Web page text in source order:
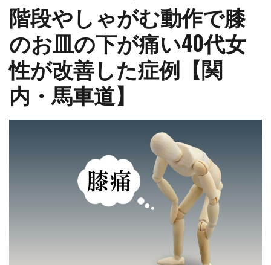
階段やしゃがむ動作で膝
のお皿の下が痛い40代女
性が改善した症例【関
内・馬車道】